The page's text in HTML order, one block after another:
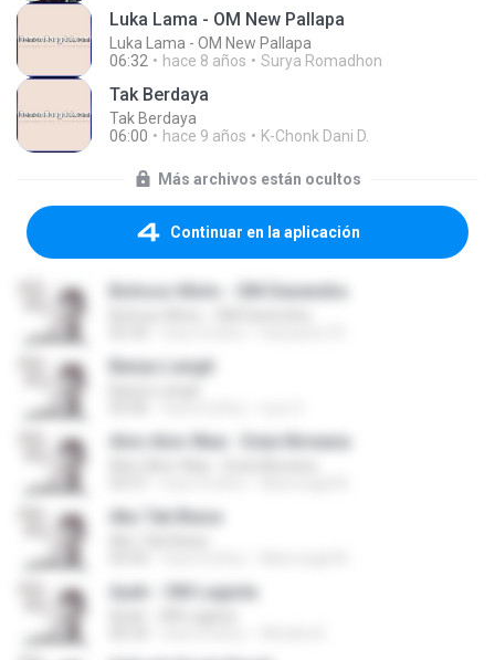
Luka Lama - OM New Pallapa
Luka Lama - OM New Pallapa
06:32
hace 8 años Surya Romadhon
Tak Berdaya
Tak Berdaya
06:00
hace 9 años K-Chonk Dani D.
Más archivos están ocultos
Continuar en la aplicación
Bohoso Moto - OM Danendra
Banyu Langit
Alon Alon Wae - Duta Nirwana
Aku Tak Biasa
Ayah - OM Lagista